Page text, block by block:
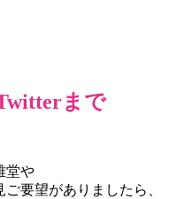
まで
堂や
要望がありましたら、